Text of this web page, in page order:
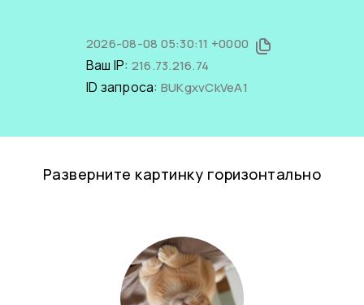
2026-08-08 05:30:11 +0000
Ваш IP: 216.73.216.74
ID запроса: BUKgxvCkVeA1
Разверните картинку горизонтально